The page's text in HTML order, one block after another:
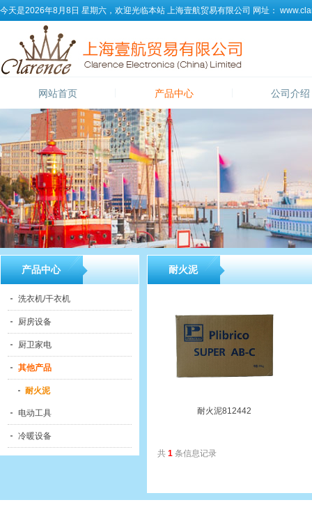
今天是2026年8月8日 星期六，欢迎光临本站 上海壹航贸易有限公司 网址：
网站首页 产品中心 公司介绍
产品中心
洗衣机/干衣机
厨房设备
厨卫家电
其他产品
耐火泥
电动工具
冷暖设备
耐火泥
耐火泥812442
共 1 条信息记录